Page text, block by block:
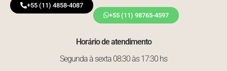
+55 (11) 4858-4087
+55 (11) 98765-4597
Horário de atendimento
Segunda à sexta 08:30 às 17:30 hs